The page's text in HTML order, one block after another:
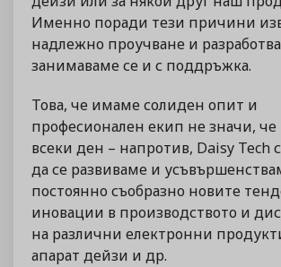
Именно поради тези причини
надлежно проучване и
занимаваме се и с поддръжка.
Това, че имаме солиден опит и
професионален екип не значи,
всеки ден – напротив, Daisy Tech
да се развиваме и
постоянно съобразно новите
иновации в производството и
на различни електронни
апарат дейзи и др.